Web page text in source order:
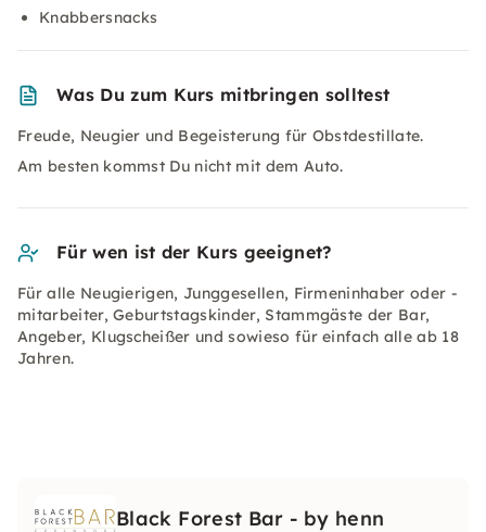
Knabbersnacks
Was Du zum Kurs mitbringen solltest
Freude, Neugier und Begeisterung für Obstdestillate.
Am besten kommst Du nicht mit dem Auto.
Für wen ist der Kurs geeignet?
Für alle Neugierigen, Junggesellen, Firmeninhaber oder -
mitarbeiter, Geburtstagskinder, Stammgäste der Bar,
Angeber, Klugscheißer und sowieso für einfach alle ab 18
Jahren.
Black Forest Bar - by henn